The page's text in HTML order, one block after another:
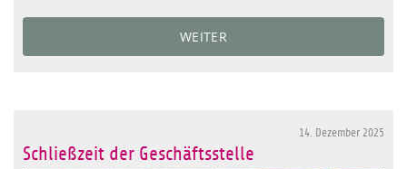
WEITER
14. Dezember 2025
Schließzeit der Geschäftsstelle